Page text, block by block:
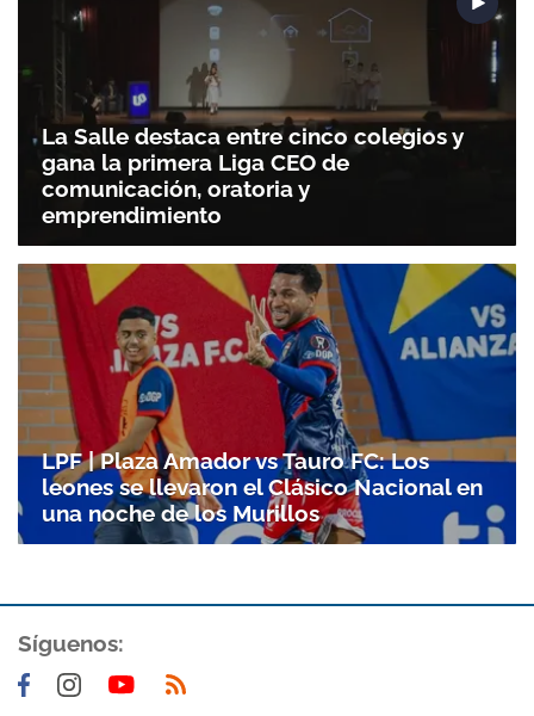
Gracias por suscribirte a nuestro boletín.
ACEPTAR
La Salle destaca entre cinco colegios y
gana la primera Liga CEO de
comunicación, oratoria y
emprendimiento
LPF | Plaza Amador vs Tauro FC: Los
leones se llevaron el Clásico Nacional en
una noche de los Murillos
Síguenos: